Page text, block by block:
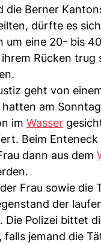
die Berner
dürfte es
um eine 20- bis
Rücken trug
geht von
hatten am
im Wasser
Beim
dann aus dem
Frau sowie die
der
Die Polizei bittet
falls jemand die